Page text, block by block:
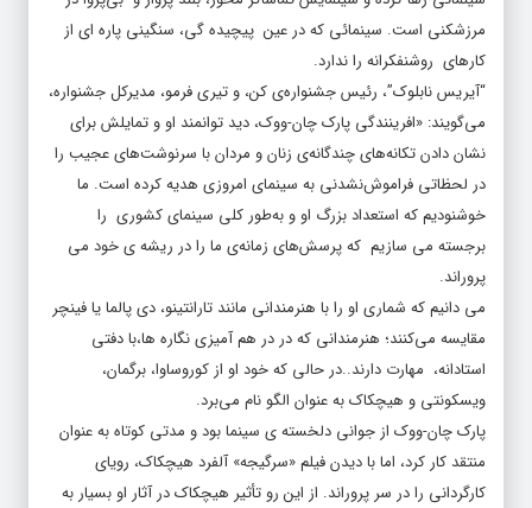
مرزشکنی است. سینمائی که در عین پیچیده گی، سنگینی پاره ای از
کارهای روشنفکرانه را ندارد.
“آیریس نابلوک”، رئیس جشنواره‌ی کن، و تیری فرمو، مدیرکل جشنواره،
می‌گویند: «افرینندگی پارک چان-ووک، دید توانمند او و تمایلش برای
نشان دادن تکانه‌های چندگانه‌ی زنان و مردان با سرنوشت‌های عجیب را
در لحظاتی فراموش‌نشدنی به سینمای امروزی هدیه کرده است. ما
خوشنودیم که استعداد بزرگ او و به‌طور کلی سینمای کشوری را
برجسته می سازیم که پرسش‌های زمانه‌ی ما را در ریشه ی خود می
پروراند.
می دانیم که شماری او را با هنرمندانی مانند تارانتینو، دی پالما یا فینچر
مقایسه می‌کنند؛ هنرمندانی که در در هم آمیزی نگاره ها،با دفتی
استادانه، مهارت دارند..در حالی که خود او از کوروساوا، برگمان،
ویسکونتی و هیچکاک به عنوان الگو نام می‌برد.
پارک چان-ووک از جوانی دلخسته ی سینما بود و مدتی کوتاه به عنوان
منتقد کار کرد، اما با دیدن فیلم «سرگیجه» آلفرد هیچکاک، رویای
کارگردانی را در سر پروراند. از این رو تأثیر هیچکاک در آثار او بسیار به